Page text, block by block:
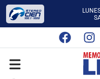
CON